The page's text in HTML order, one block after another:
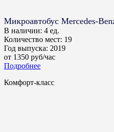
Микроавтобус Mercedes-
В наличии: 4 ед.
Количество мест: 19
Год выпуска: 2019
от 1350 руб/час
Подробнее
Комфорт-класс